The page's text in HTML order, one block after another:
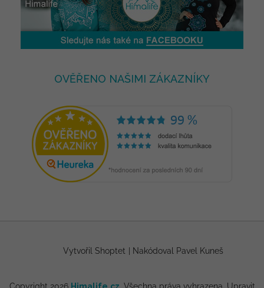
OVĚŘENO NAŠIMI ZÁKAZNÍKY
Vytvořil Shoptet Nakódoval Pavel Kuneš